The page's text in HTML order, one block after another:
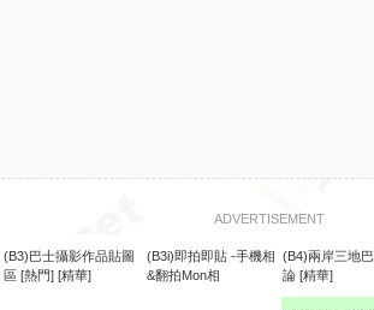
ADVERTISEMENT
(B3)巴士攝影作品貼圖
區 [熱門] [精華]
(B3i)即拍即貼 -手機相
&翻拍Mon相
(B4)兩岸三地
論 [精華]